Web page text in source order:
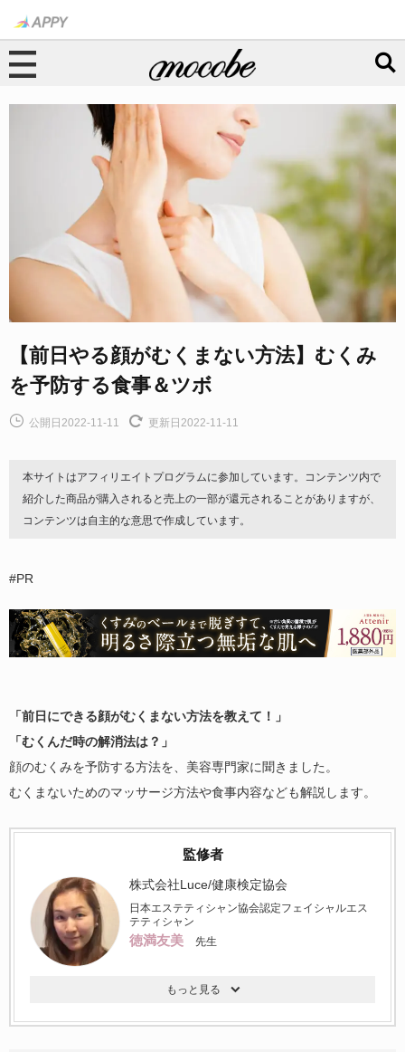
【前日やる顔がむくまない方法】むくみ
を予防する食事＆ツボ
公開日2022-11-11 更新日2022-11-11
本サイトはアフィリエイトプログラムに参加しています。コンテンツ内で
紹介した商品が購入されると売上の一部が還元されることがありますが、
コンテンツは自主的な意思で作成しています。
#PR
「前日にできる顔がむくまない方法を教えて！」
「むくんだ時の解消法は？」
顔のむくみを予防する方法を、美容専門家に聞きました。
むくまないためのマッサージ方法や食事内容なども解説します。
監修者
株式会社Luce/健康検定協会
日本エステティシャン協会認定フェイシャルエス
テティシャン
徳満友美 先生